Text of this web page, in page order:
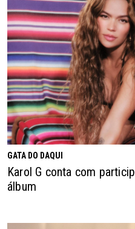
GATA DO DAQUI
Karol G conta com
álbum